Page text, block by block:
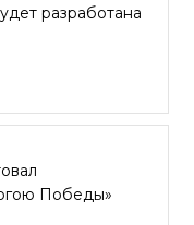
разработана
Победы»